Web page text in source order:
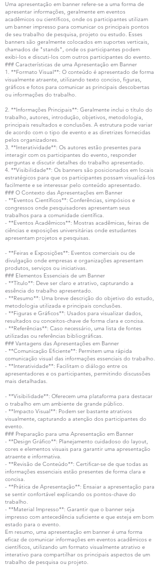
Uma apresentação em banner refere-se a uma forma de
apresentar informações, geralmente em eventos
acadêmicos ou científicos, onde os participantes utilizam
um banner impresso para comunicar os principais pontos
de seu trabalho de pesquisa, projeto ou estudo. Esses
banners são geralmente colocados em suportes verticais,
chamados de "stands", onde os participantes podem
exibi-los e discuti-los com outros participantes do evento.
### Características de uma Apresentação em Banner
1. **Formato Visual**: O conteúdo é apresentado de forma
visualmente atraente, utilizando texto conciso, figuras,
gráficos e fotos para comunicar as principais descobertas
ou informações do trabalho.
2. **Informações Principais**: Geralmente inclui o título do
trabalho, autores, introdução, objetivos, metodologia,
principais resultados e conclusões. A estrutura pode variar
de acordo com o tipo de evento e as diretrizes fornecidas
pelos organizadores.
3. **Interatividade**: Os autores estão presentes para
interagir com os participantes do evento, responder
perguntas e discutir detalhes do trabalho apresentado.
4. **Visibilidade**: Os banners são posicionados em locais
estratégicos para que os participantes possam visualizá-los
facilmente e se interessar pelo conteúdo apresentado.
### O Contexto das Apresentações em Banner
- **Eventos Científicos**: Conferências, simpósios e
congressos onde pesquisadores apresentam seus
trabalhos para a comunidade científica.
- **Eventos Acadêmicos**: Mostras acadêmicas, feiras de
ciências e exposições universitárias onde estudantes
apresentam projetos e pesquisas.
- **Feiras e Exposições**: Eventos comerciais ou de
divulgação onde empresas e organizações apresentam
produtos, serviços ou iniciativas.
### Elementos Essenciais de um Banner
- **Título**: Deve ser claro e atrativo, capturando a
essência do trabalho apresentado.
- **Resumo**: Uma breve descrição do objetivo do estudo,
metodologia utilizada e principais conclusões.
- **Figuras e Gráficos**: Usados para visualizar dados,
resultados ou conceitos-chave de forma clara e concisa.
- **Referências**: Caso necessário, uma lista de fontes
utilizadas ou referências bibliográficas.
### Vantagens das Apresentações em Banner
- **Comunicação Eficiente**: Permitem uma rápida
comunicação visual das informações essenciais do trabalho.
- **Interatividade**: Facilitam o diálogo entre os
apresentadores e os participantes, permitindo discussões
mais detalhadas.
- **Visibilidade**: Oferecem uma plataforma para destacar
o trabalho em um ambiente de grande público.
- **Impacto Visual**: Podem ser bastante atrativos
visualmente, capturando a atenção dos participantes do
evento.
### Preparação para uma Apresentação em Banner
- **Design Gráfico**: Planejamento cuidadoso do layout,
cores e elementos visuais para garantir uma apresentação
atraente e informativa.
- **Revisão de Conteúdo**: Certificar-se de que todas as
informações essenciais estão presentes de forma clara e
concisa.
- **Prática de Apresentação**: Ensaiar a apresentação para
se sentir confortável explicando os pontos-chave do
trabalho.
- **Material Impresso**: Garantir que o banner seja
impresso com antecedência suficiente e que esteja em bom
estado para o evento.
Em resumo, uma apresentação em banner é uma forma
eficaz de comunicar informações em eventos acadêmicos e
científicos, utilizando um formato visualmente atrativo e
interativo para compartilhar os principais aspectos de um
trabalho de pesquisa ou projeto.